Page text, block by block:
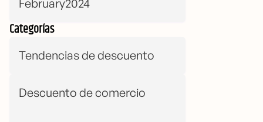
February2024
Categorías
Tendencias de descuento
Descuento de comercio